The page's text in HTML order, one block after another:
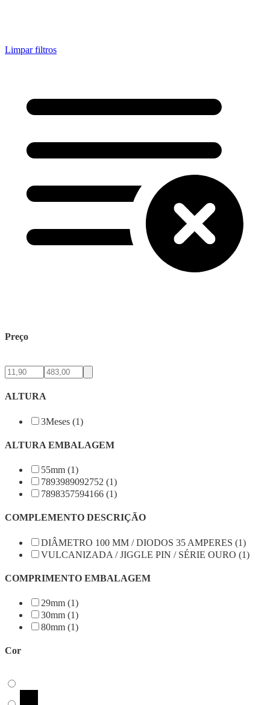
Limpar filtros
Preço
ALTURA
3Meses (1)
ALTURA EMBALAGEM
55mm (1)
7893989092752 (1)
7898357594166 (1)
COMPLEMENTO DESCRIÇÃO
DIÂMETRO 100 MM / DIODOS 35 AMPERES (1)
VULCANIZADA / JIGGLE PIN / SÉRIE OURO (1)
COMPRIMENTO EMBALAGEM
29mm (1)
30mm (1)
80mm (1)
Cor